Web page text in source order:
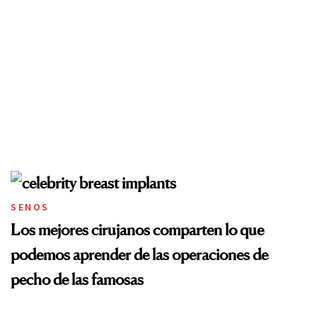
SENOS
Los mejores cirujanos comparten lo que
podemos aprender de las operaciones de
pecho de las famosas